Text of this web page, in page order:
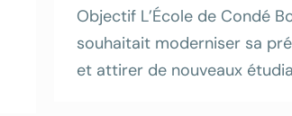
Objectif L’École de Condé
souhaitait moderniser sa
et attirer de nouveaux